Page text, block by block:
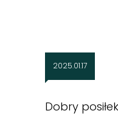
2025.01.17
Dobry